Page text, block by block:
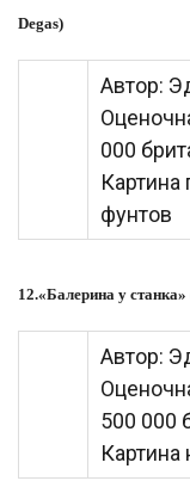
Degas)
Автор:
000
Картина
фунтов
12.«Балерина у
Автор:
500 000
Картина